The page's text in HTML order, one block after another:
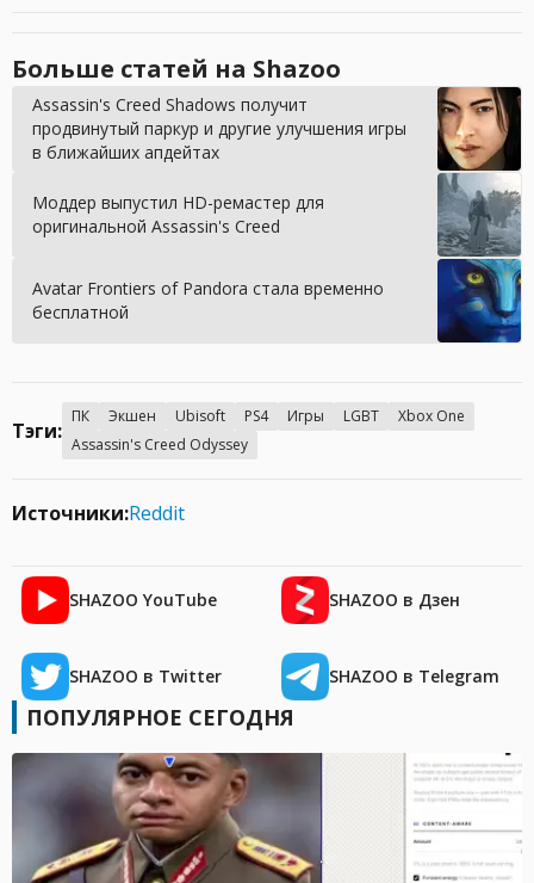
Больше статей на Shazoo
Assassin's Creed Shadows получит
продвинутый паркур и другие улучшения игры
в ближайших апдейтах
Моддер выпустил HD-ремастер для
оригинальной Assassin's Creed
Avatar Frontiers of Pandora стала временно
бесплатной
Тэги:
ПК Экшен Ubisoft PS4 Игры LGBT
Xbox One
Assassin's Creed Odyssey
Источники:Reddit
SHAZOO YouTube SHAZOO в Дзен
SHAZOO в Twitter SHAZOO в Telegram
ПОПУЛЯРНОЕ СЕГОДНЯ